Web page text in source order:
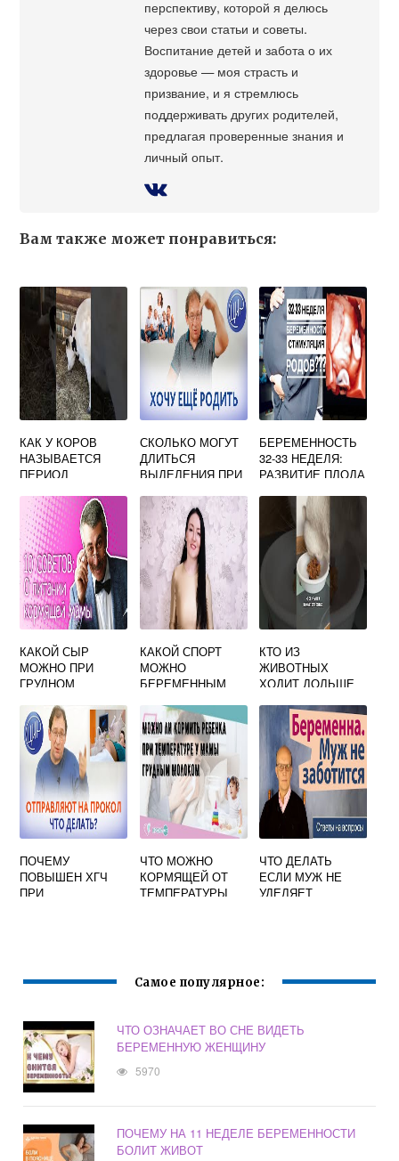
перспективу, которой я делюсь
через свои статьи и советы.
Воспитание детей и забота о их
здоровье — моя страсть и
призвание, и я стремлюсь
поддерживать других родителей,
предлагая проверенные знания и
личный опыт.
Вам также может понравиться:
КАК У КОРОВ
НАЗЫВАЕТСЯ
ПЕРИОД
МЕСЯЦЕВ
БЕРЕМЕННОСТИ
СКОЛЬКО МОГУТ
ДЛИТЬСЯ
ВЫДЕЛЕНИЯ ПРИ
НА РАННИХ
СРОКАХ
КОРИЧНЕВЫЕ
БЕРЕМЕННОСТЬ
32-33 НЕДЕЛЯ:
РАЗВИТИЕ ПЛОДА
КАКОЙ СЫР
МОЖНО ПРИ
ГРУДНОМ
В ПЕРВЫЙ
МЕСЯЦ
КАКОЙ СПОРТ
МОЖНО
БЕРЕМЕННЫМ
КТО ИЗ
ЖИВОТНЫХ
ХОДИТ ДОЛЬШЕ
БЕРЕМЕННЫМ
ПОЧЕМУ
ПОВЫШЕН ХГЧ
ПРИ
ЧТО МОЖНО
КОРМЯЩЕЙ ОТ
ТЕМПЕРАТУРЫ
ЧТО ДЕЛАТЬ
ЕСЛИ МУЖ НЕ
УДЕЛЯЕТ
Самое популярное:
ЧТО ОЗНАЧАЕТ ВО СНЕ ВИДЕТЬ
БЕРЕМЕННУЮ ЖЕНЩИНУ
5970
ПОЧЕМУ НА 11 НЕДЕЛЕ БЕРЕМЕННОСТИ
БОЛИТ ЖИВОТ